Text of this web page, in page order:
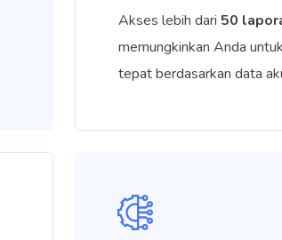
Akses lebih dari 50
memungkinkan Anda
tepat berdasarkan data